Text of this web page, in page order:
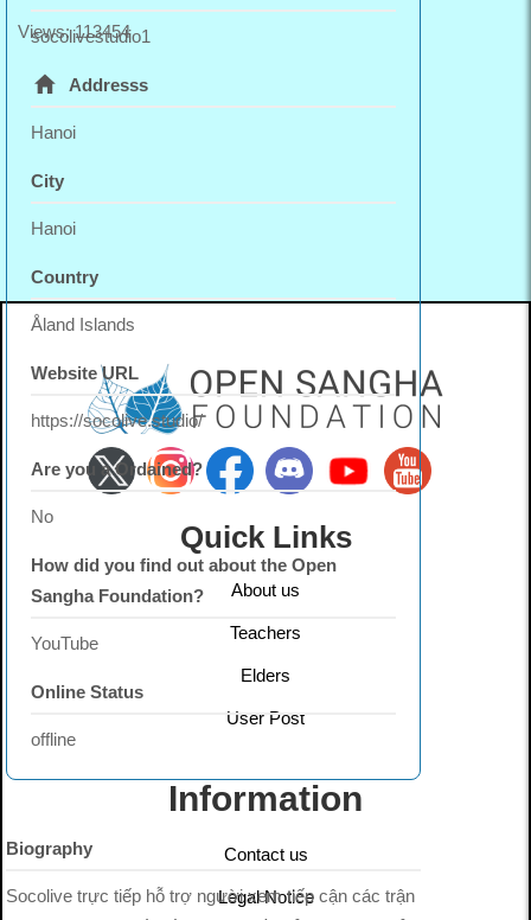
socolivestudio1
Addresss
Hanoi
City
Hanoi
Country
Åland Islands
Website URL
https://socolive.studio/
Are you a Ordained?
No
How did you find out about the Open
Sangha Foundation?
YouTube
Online Status
offline
Biography
Socolive trực tiếp hỗ trợ người xem tiếp cận các trận
Views: 113454
Quick Links
About us
Teachers
Elders
User Post
Information
Contact us
Legal Notice